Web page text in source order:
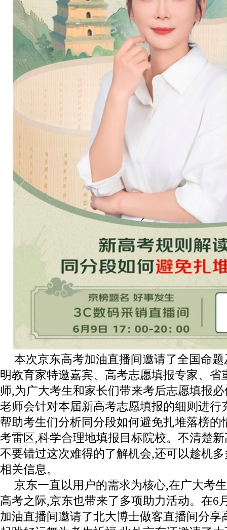
本次京东高考加油直播间邀请了全国命
明教育家特邀嘉宾、高考志愿填报专家、省
师,为广大考生和家长们带来考后志愿填报
老师会针对本届新高考志愿填报的细则进行
帮助考生们分析同分段如何避免扎堆落榜的
考雷区,科学合理地填报目标院校。不清楚
不要错过这次难得的了解机会,还可以趁机
相关信息。
京东一直以用户的需求为核心,在广大考
高考之际,京东也带来了多项助力活动。在6
加油直播间邀请了北大博士做客直播间分享